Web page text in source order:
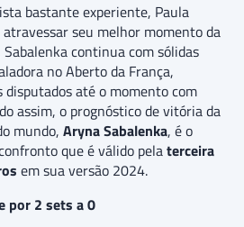
bastante experiente, Paula
atravessar seu melhor momento da
continua com sólidas
no Aberto da França,
disputados até o momento com
assim, o prognóstico de vitória da
mundo, Aryna Sabalenka, é o
que é válido pelaterceira
em sua versão 2024.
por 2 sets a 0